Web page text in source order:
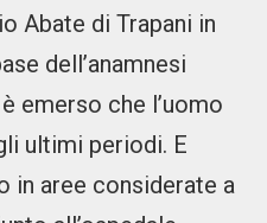
Abate di Trapani in
dell’anamnesi
emerso che l’uomo
ultimi periodi. E
in aree considerate a